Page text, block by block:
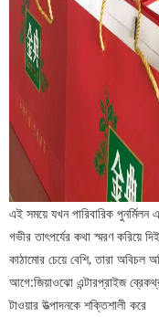
এই সময়ে যখন পারিবারিক
গভীর তাৎপর্যের কথা স্মরণ করিয়ে
কাঠামোর চেয়ে বেশি, তারা অবিচল
আগে:‌জিয়াওঝো এন্টারপ্রাইজ
টাওয়ার উত্পাদনকে শক্তিশালী করে